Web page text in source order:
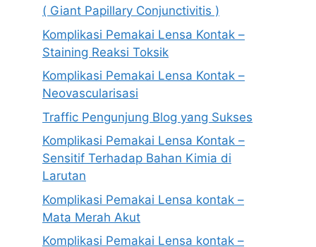
( Giant Papillary Conjunctivitis )
Komplikasi Pemakai Lensa Kontak –
Staining Reaksi Toksik
Komplikasi Pemakai Lensa Kontak –
Neovascularisasi
Traffic Pengunjung Blog yang Sukses
Komplikasi Pemakai Lensa Kontak –
Sensitif Terhadap Bahan Kimia di
Larutan
Komplikasi Pemakai Lensa kontak –
Mata Merah Akut
Komplikasi Pemakai Lensa kontak –